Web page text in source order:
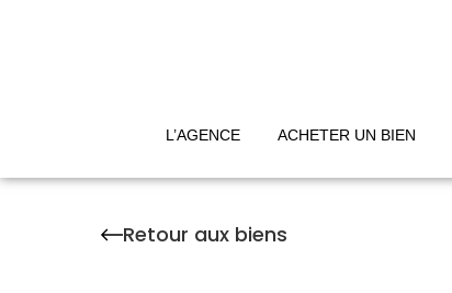
L’AGENCE ACHETER UN BIEN
Retour aux biens